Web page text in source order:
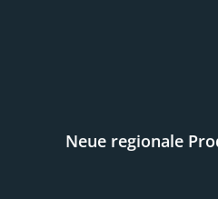
Neue regionale